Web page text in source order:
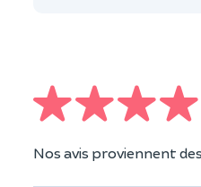
Nos avis proviennent